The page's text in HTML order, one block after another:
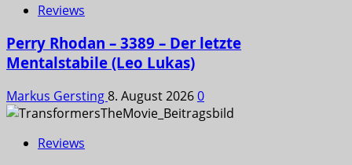
Reviews
Perry Rhodan – 3389 – Der letzte
Mentalstabile (Leo Lukas)
Markus Gersting8. August 20260
Reviews